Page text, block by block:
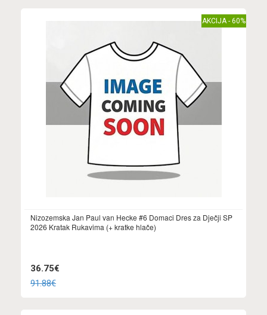
AKCIJA - 60%
Nizozemska Jan Paul van Hecke #6 Domaci Dres za Dječji SP
2026 Kratak Rukavima (+ kratke hlače)
36.75€
91.88€